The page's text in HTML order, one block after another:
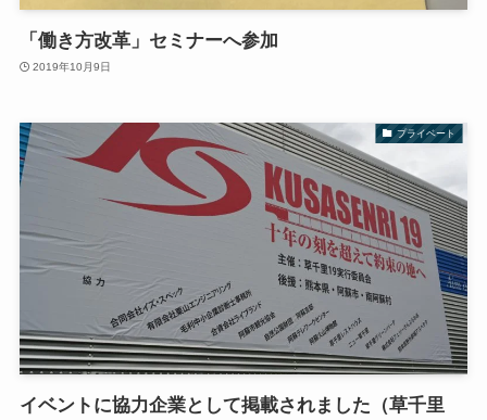
「働き方改革」セミナーへ参加
2019年10月9日
プライベート
イベントに協力企業として掲載されました（草千里